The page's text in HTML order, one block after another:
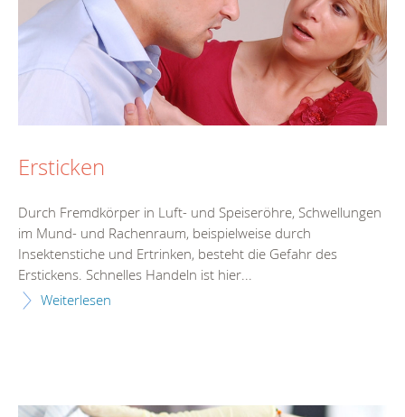
Ersticken
Durch Fremdkörper in Luft- und Speiseröhre, Schwellungen
im Mund- und Rachenraum, beispielweise durch
Insektenstiche und Ertrinken, besteht die Gefahr des
Erstickens. Schnelles Handeln ist hier...
Weiterlesen